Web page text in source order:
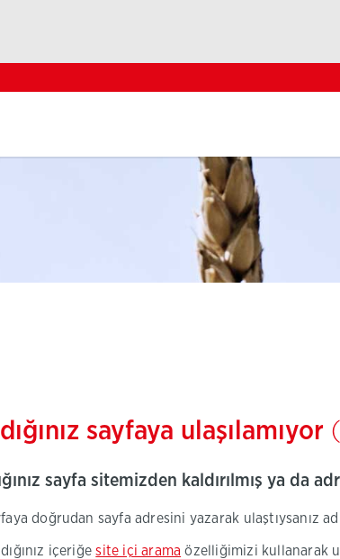
sayfaya ulaşılamıyor
sayfa sitemizden kaldırılmış ya da
doğrudan sayfa adresini yazarak ulaştıysanız
içeriğesite içi arama özelliğimizi kullanarak